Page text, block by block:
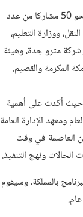
وفي ورشة العمل التي عُقدت مؤخرا في الرياض، شارك نحو 50 مشاركا من عدد
ووزارة التعليم،
مترو جدة، وهيئة
المكرمة والقصيم.
حيث أكدت على أهمية
ومعهد الإدارة العامة
العاصمة في وقت
ونهج التنفيذ.
بالمملكة، وسيقوم